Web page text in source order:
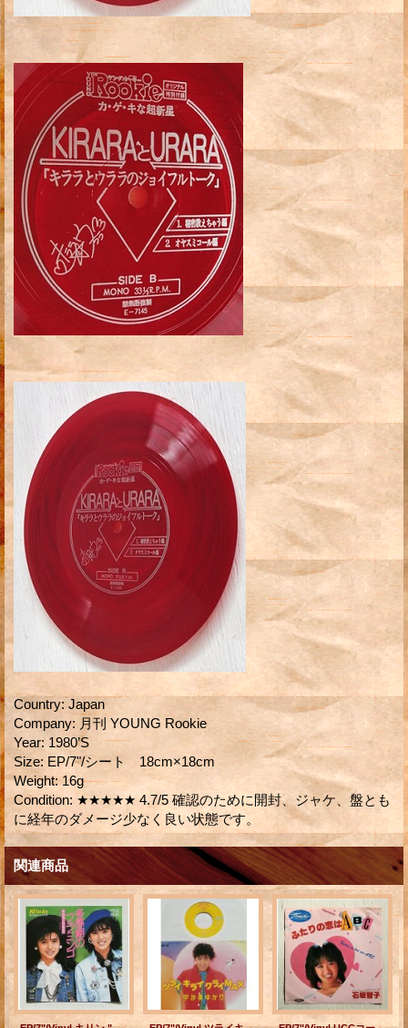
Country: Japan
Company: 月刊 YOUNG Rookie
Year: 1980’S
Size: EP/7"/シート 18cm×18cm
Weight: 16g
Condition: ★★★★★ 4.7/5 確認のために開封、ジャケ、盤とも
に経年のダメージ少なく良い状態です。
関連商品